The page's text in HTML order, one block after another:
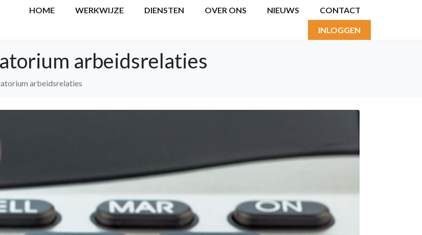
HOME WERKWIJZE DIENSTEN OVER ONS NIEUWS CONTACT
INLOGGEN
arbeidsrelaties
arbeidsrelaties